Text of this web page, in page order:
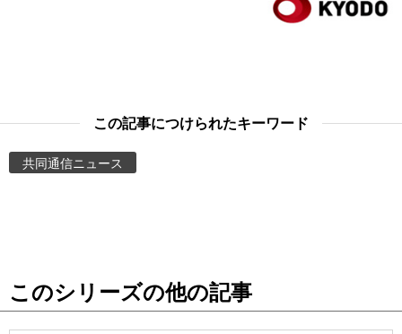
Images
People
公式SNS
この記事につけられたキーワード
共同通信ニュース
このシリーズの他の記事